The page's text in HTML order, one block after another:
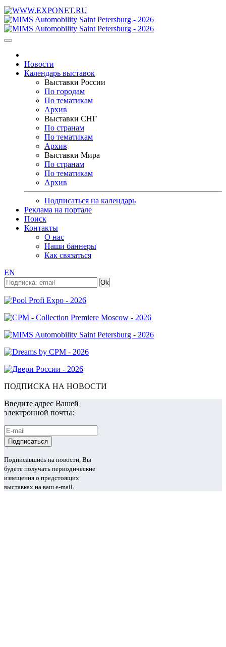
Новости
Календарь выставок
Выставки России
По городам
По тематикам
Архив
Выставки СНГ
По странам
По тематикам
Архив
Выставки Мира
По странам
По тематикам
Архив
Подписаться на календарь
Реклама на портале
Поиск
Контакты
О нас
Наши баннеры
Как связаться
EN
ПОДПИСКА НА НОВОСТИ
Введите адрес Вашей
электронной почты:
Подписавшись на новости, Вы
будете получать периодические
извещения о предстоящих
выставках на ваш e-mail.